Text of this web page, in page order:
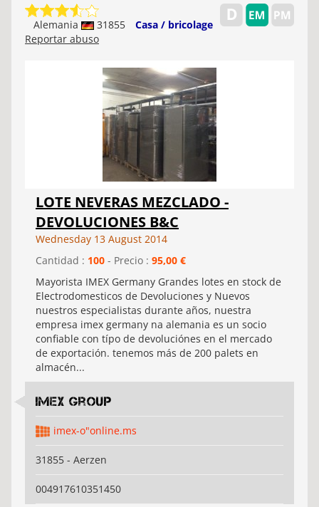
Alemania 31855
Casa / bricolage
Reportar abuso
LOTE NEVERAS MEZCLADO -
DEVOLUCIONES B&C
Wednesday 13 August 2014
Cantidad : 100 - Precio : 95,00 €
Mayorista IMEX Germany Grandes lotes en stock de
Electrodomesticos de Devoluciones y Nuevos
nuestros especialistas durante años, nuestra
empresa imex germany na alemania es un socio
confiable con típo de devoluciónes en el mercado
de exportación. tenemos más de 200 palets en
almacén...
Imex Group
imex-o"online.ms
31855 - Aerzen
004917610351450